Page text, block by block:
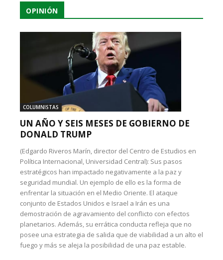
OPINIÓN
COLUMNISTAS
UN AÑO Y SEIS MESES DE GOBIERNO DE
DONALD TRUMP
(Edgardo Riveros Marín, director del Centro de Estudios en
Política Internacional, Universidad Central): Sus pasos
estratégicos han impactado negativamente a la paz y
seguridad mundial. Un ejemplo de ello es la forma de
enfrentar la situación en el Medio Oriente. El ataque
conjunto de Estados Unidos e Israel a Irán es una
demostración de agravamiento del conflicto con efectos
planetarios. Además, su errática conducta refleja que no
posee una estrategia de salida que de viabilidad a un alto el
fuego y más se aleja la posibilidad de una paz estable.